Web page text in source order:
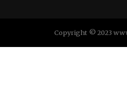
Copyright © 2023